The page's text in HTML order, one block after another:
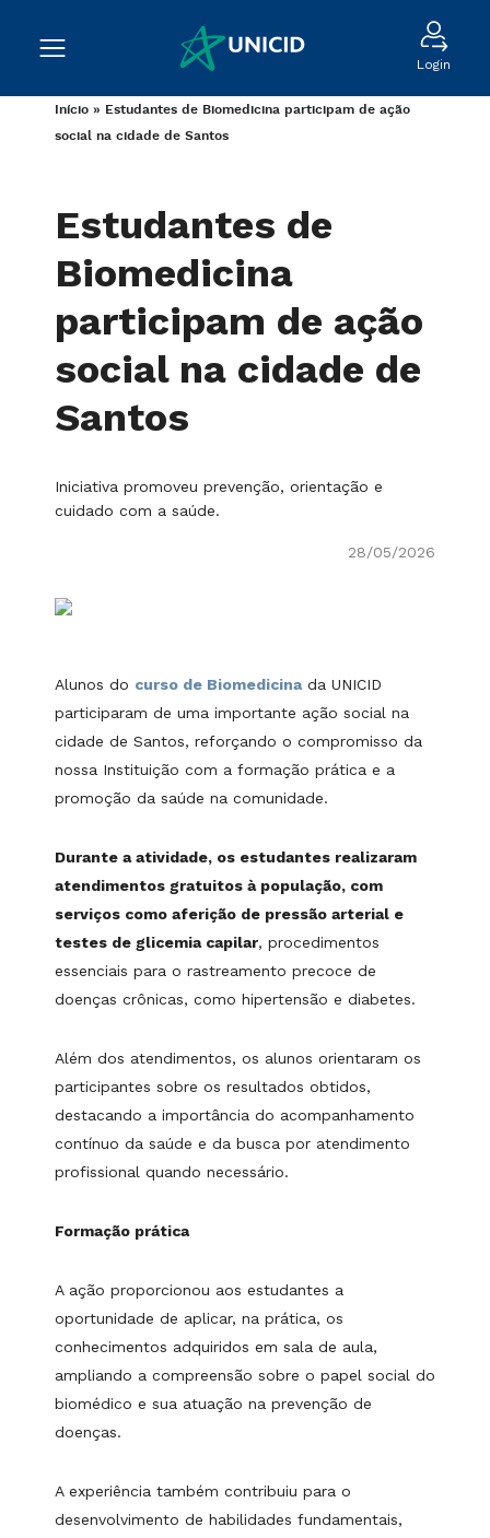
Login
Início » Estudantes de Biomedicina participam de ação
social na cidade de Santos
Estudantes de
Biomedicina
participam de ação
social na cidade de
Santos
Iniciativa promoveu prevenção, orientação e
cuidado com a saúde.
28/05/2026
Alunos do curso de Biomedicinada UNICID
participaram de uma importante ação social na
cidade de Santos, reforçando o compromisso da
nossa Instituição com a formação prática e a
promoção da saúde na comunidade.
Durante a atividade, os estudantes realizaram
atendimentos gratuitos à população, com
serviços como aferição de pressão arterial e
testes de glicemia capilar, procedimentos
essenciais para o rastreamento precoce de
doenças crônicas, como hipertensão e diabetes.
Além dos atendimentos, os alunos orientaram os
participantes sobre os resultados obtidos,
destacando a importância do acompanhamento
contínuo da saúde e da busca por atendimento
profissional quando necessário.
Formação prática
A ação proporcionou aos estudantes a
oportunidade de aplicar, na prática, os
conhecimentos adquiridos em sala de aula,
ampliando a compreensão sobre o papel social do
biomédico e sua atuação na prevenção de
doenças.
A experiência também contribuiu para o
desenvolvimento de habilidades fundamentais,